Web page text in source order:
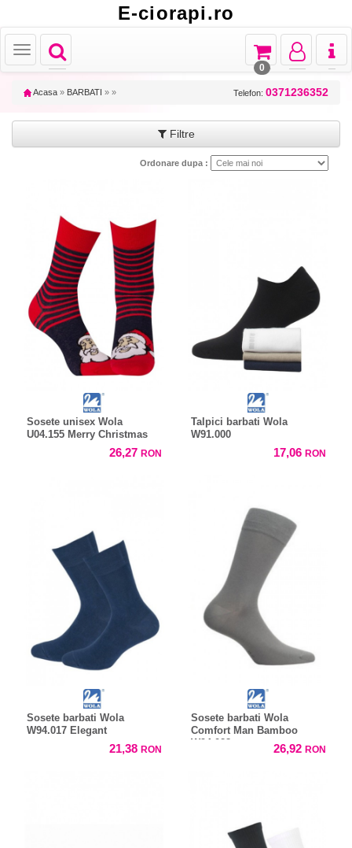
E-ciorapi.ro
Toggle
navigation
Toggle
Toggle
navigation
Toggle
navigation
Toggle
navigation
0
Acasa » BARBATI » » Telefon: 0371236352
Filtre
Ordonare dupa :
Sosete unisex Wola
U04.155 Merry Christmas
26,27 RON
Talpici barbati Wola
W91.000
17,06 RON
Sosete barbati Wola
W94.017 Elegant
21,38 RON
Sosete barbati Wola
Comfort Man Bamboo
W94.028
26,92 RON